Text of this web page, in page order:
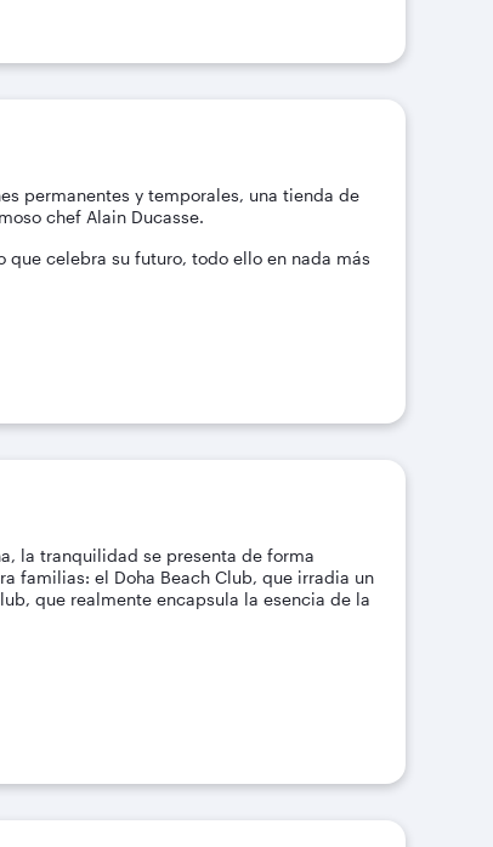
permanentes y temporales, una tienda de
chef Alain Ducasse.
celebra su futuro, todo ello en nada más
la tranquilidad se presenta de forma
familias: el Doha Beach Club, que irradia un
que realmente encapsula la esencia de la